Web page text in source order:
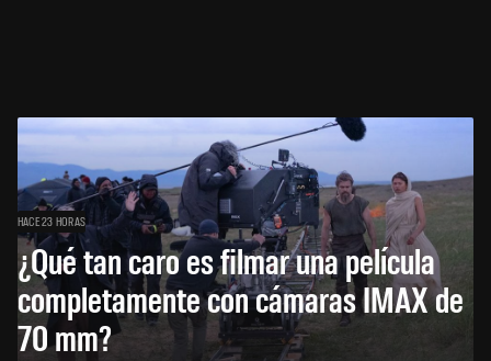
HACE 23 HORAS
¿Qué tan caro es filmar una película
completamente con cámaras IMAX de
70 mm?